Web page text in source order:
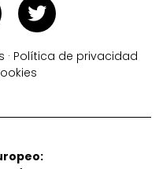
· Política de privacidad